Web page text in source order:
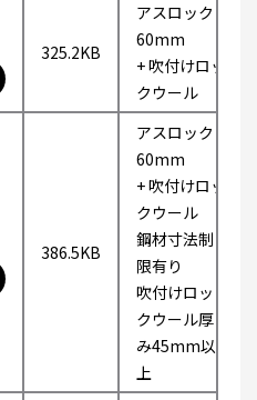
325.2KB
アスロック
60mm
+ 吹付けロッ
クウール
386.5KB
アスロック
60mm
+ 吹付けロッ
クウール
鋼材寸法制
限有り
吹付けロッ
クウール厚
み45mm以
上